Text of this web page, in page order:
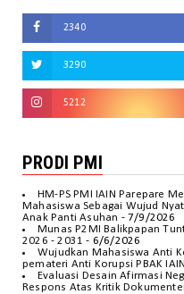
2340
3290
5212
PRODI PMI
HM-PS PMI IAIN Parepare
Mahasiswa Sebagai Wujud
Anak Panti Asuhan - 7/9/2026
Munas P2MI Balikpapan
2026 - 2031 - 6/6/2026
Wujudkan Mahasiswa Anti
pemateri Anti Korupsi PBAK
Evaluasi Desain Afirmasi
Respons Atas Kritik